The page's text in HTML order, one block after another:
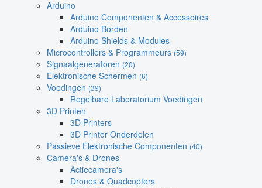
Arduino
Arduino Componenten & Accessoires
Arduino Borden
Arduino Shields & Modules
Microcontrollers & Programmeurs (59)
Signaalgeneratoren (20)
Elektronische Schermen (6)
Voedingen (39)
Regelbare Laboratorium Voedingen
3D Printen
3D Printers
3D Printer Onderdelen
Passieve Elektronische Componenten (40)
Camera's & Drones
Actiecamera's
Drones & Quadcopters